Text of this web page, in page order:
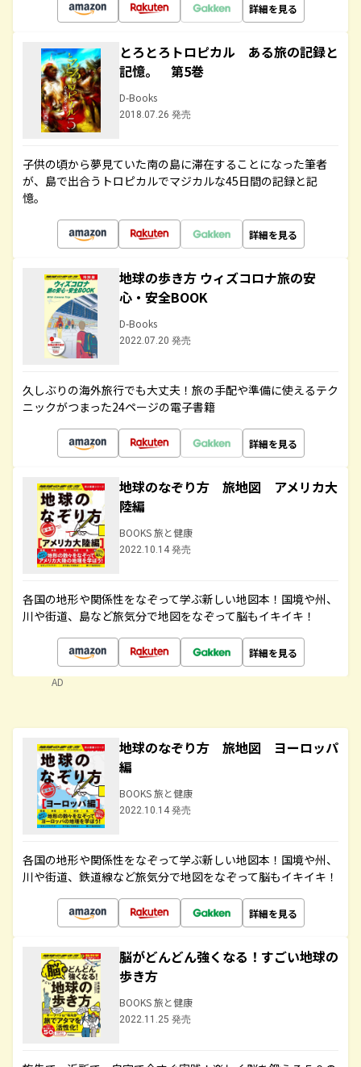
詳細を見る
とろとろトロピカル ある旅の記録と
記憶。 第5巻
D-Books
2018.07.26 発売
子供の頃から夢見ていた南の島に滞在することになった筆者
が、島で出合うトロピカルでマジカルな45日間の記録と記
憶。
詳細を見る
地球の歩き方 ウィズコロナ旅の安
心・安全BOOK
D-Books
2022.07.20 発売
久しぶりの海外旅行でも大丈夫！旅の手配や準備に使えるテク
ニックがつまった24ページの電子書籍
詳細を見る
地球のなぞり方 旅地図 アメリカ大
陸編
BOOKS 旅と健康
2022.10.14 発売
各国の地形や関係性をなぞって学ぶ新しい地図本！国境や州、
川や街道、島など旅気分で地図をなぞって脳もイキイキ！
詳細を見る
AD
地球のなぞり方 旅地図 ヨーロッパ
編
BOOKS 旅と健康
2022.10.14 発売
各国の地形や関係性をなぞって学ぶ新しい地図本！国境や州、
川や街道、鉄道線など旅気分で地図をなぞって脳もイキイキ！
詳細を見る
脳がどんどん強くなる！すごい地球の
歩き方
BOOKS 旅と健康
2022.11.25 発売